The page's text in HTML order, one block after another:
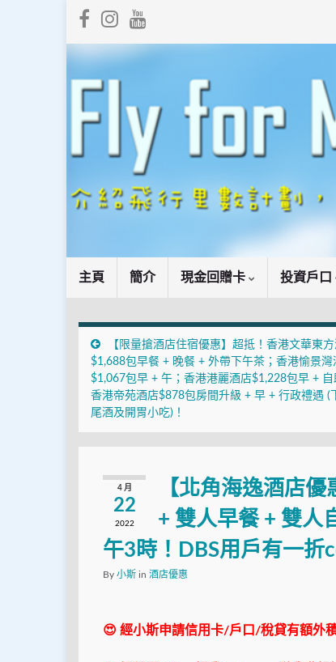
主頁 簡介 現金回贈卡 投資戶口
【限量搶酒店住宿優惠】超抵！香港文華東
$1,688包早餐 + 晚餐 + 外帶下午茶；香港愉景灣
$1,067包早 + 午；香港港麗酒店$1,228包早 + 自
香港帝苑酒店$878包房間升級 + 早 + 行政禮遇 (
尾酒及開胃小吃)！
4 月
22
2022
【北角海逸酒店
+ 雙人早餐 + 雙人
午3時！DBS用戶有一折
By 小斯 in 酒店優惠
😍 經小斯申請信用卡/戶口/稅貸有額外